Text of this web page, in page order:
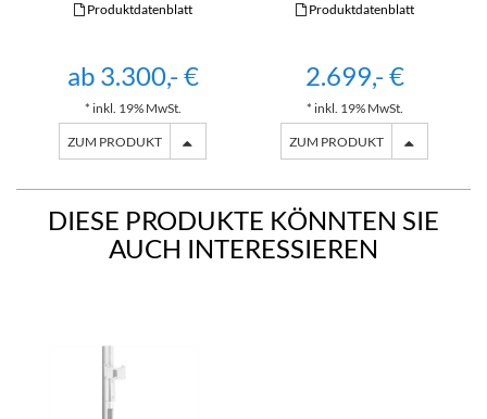
Produktdatenblatt
ab 3.300,- €
* inkl. 19% MwSt.
ZUM PRODUKT
Produktdatenblatt
2.699,- €
* inkl. 19% MwSt.
ZUM PRODUKT
DIESE PRODUKTE KÖNNTEN SIE
AUCH INTERESSIEREN